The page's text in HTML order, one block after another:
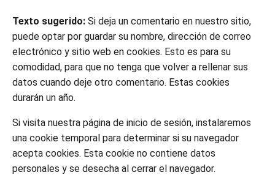
Texto sugerido: Si deja un comentario en nuestro sitio,
puede optar por guardar su nombre, dirección de correo
electrónico y sitio web en cookies. Esto es para su
comodidad, para que no tenga que volver a rellenar sus
datos cuando deje otro comentario. Estas cookies
durarán un año.
Si visita nuestra página de inicio de sesión, instalaremos
una cookie temporal para determinar si su navegador
acepta cookies. Esta cookie no contiene datos
personales y se desecha al cerrar el navegador.